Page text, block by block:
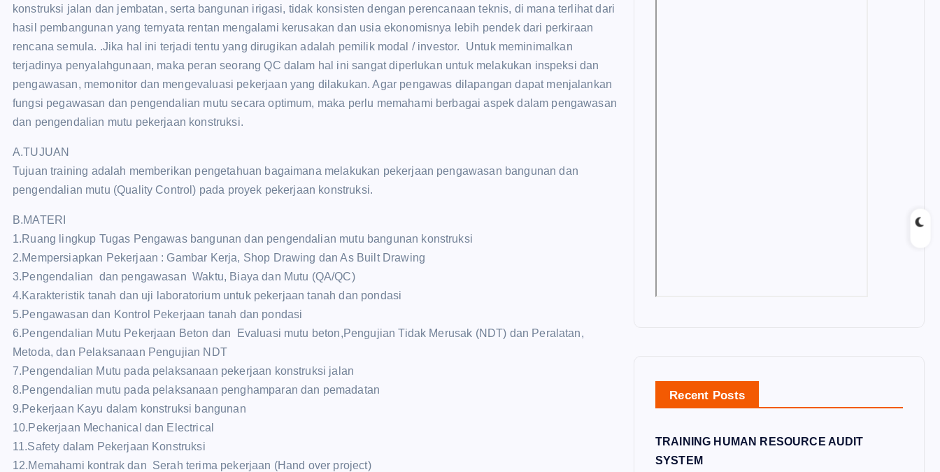
konstruksi jalan dan jembatan, serta bangunan irigasi, tidak konsisten dengan perencanaan teknis, di mana terlihat dari
hasil pembangunan yang ternyata rentan mengalami kerusakan dan usia ekonomisnya lebih pendek dari perkiraan
rencana semula. .Jika hal ini terjadi tentu yang dirugikan adalah pemilik modal / investor. Untuk meminimalkan
terjadinya penyalahgunaan, maka peran seorang QC dalam hal ini sangat diperlukan untuk melakukan inspeksi dan
pengawasan, memonitor dan mengevaluasi pekerjaan yang dilakukan. Agar pengawas dilapangan dapat menjalankan
fungsi pegawasan dan pengendalian mutu secara optimum, maka perlu memahami berbagai aspek dalam pengawasan
dan pengendalian mutu pekerjaan konstruksi.
A.TUJUAN
Tujuan training adalah memberikan pengetahuan bagaimana melakukan pekerjaan pengawasan bangunan dan
pengendalian mutu (Quality Control) pada proyek pekerjaan konstruksi.
B.MATERI
1.Ruang lingkup Tugas Pengawas bangunan dan pengendalian mutu bangunan konstruksi
2.Mempersiapkan Pekerjaan : Gambar Kerja, Shop Drawing dan As Built Drawing
3.Pengendalian dan pengawasan Waktu, Biaya dan Mutu (QA/QC)
4.Karakteristik tanah dan uji laboratorium untuk pekerjaan tanah dan pondasi
5.Pengawasan dan Kontrol Pekerjaan tanah dan pondasi
6.Pengendalian Mutu Pekerjaan Beton dan Evaluasi mutu beton,Pengujian Tidak Merusak (NDT) dan Peralatan,
Metoda, dan Pelaksanaan Pengujian NDT
7.Pengendalian Mutu pada pelaksanaan pekerjaan konstruksi jalan
8.Pengendalian mutu pada pelaksanaan penghamparan dan pemadatan
9.Pekerjaan Kayu dalam konstruksi bangunan
10.Pekerjaan Mechanical dan Electrical
11.Safety dalam Pekerjaan Konstruksi
12.Memahami kontrak dan Serah terima pekerjaan (Hand over project)
Recent Posts
TRAINING HUMAN RESOURCE AUDIT
SYSTEM